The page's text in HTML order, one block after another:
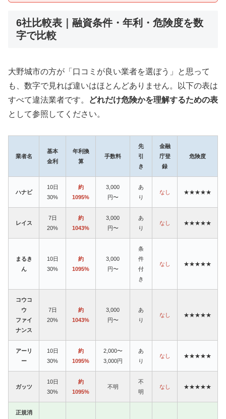
6社比較表｜融資条件・年利・危険度を数
字で比較
大野城市の方が「口コミが良い業者を選ぼう」と思って
も、数字で見れば違いはほとんどありません。以下の表は
すべて違法業者です。
どれだけ危険かを理解するための表
として参照してください。
業者名
基本
金利
年利換
算
手数料
先
引
き
金融
庁登
録
危険度
ハナビ
10日
30%
約
1095%
3,000
円〜
あ
り
なし ★★★★★
レイス
7日
20%
約
1043%
3,000
円〜
あ
り
なし ★★★★★
まるき
ん
10日
30%
約
1095%
3,000
円〜
条
件
付
き
なし ★★★★★
コウコ
ウ
ファイ
ナンス
7日
20%
約
1043%
3,000
円〜
あ
り
なし ★★★★★
アーリ
ー
10日
30%
約
1095%
2,000〜
3,000円
あ
り
なし ★★★★★
ガッツ
10日
30%
約
1095%
不明
不
明
なし ★★★★★
正規消